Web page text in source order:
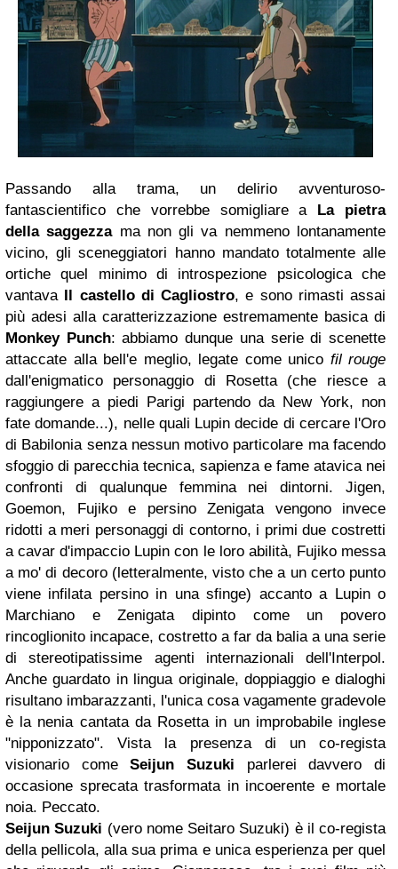
Passando alla trama, un delirio avventuroso-
fantascientifico che vorrebbe somigliare aLa pietra
della saggezzama non gli va nemmeno lontanamente
vicino, gli sceneggiatori hanno mandato totalmente alle
ortiche quel minimo di introspezione psicologica che
vantava Il castello di Cagliostro, e sono rimasti assai
più adesi alla caratterizzazione estremamente basica di
Monkey Punch: abbiamo dunque una serie di scenette
attaccate alla bell'e meglio, legate come unico fil rouge
dall'enigmatico personaggio di Rosetta (che riesce a
raggiungere a piedi Parigi partendo da New York, non
fate domande...), nelle quali Lupin decide di cercare l'Oro
di Babilonia senza nessun motivo particolare ma facendo
sfoggio di parecchia tecnica, sapienza e fame atavica nei
confronti di qualunque femmina nei dintorni. Jigen,
Goemon, Fujiko e persino Zenigata vengono invece
ridotti a meri personaggi di contorno, i primi due costretti
a cavar d'impaccio Lupin con le loro abilità, Fujiko messa
a mo' di decoro (letteralmente, visto che a un certo punto
viene infilata persino in una sfinge) accanto a Lupin o
Marchiano e Zenigata dipinto come un povero
rincoglionito incapace, costretto a far da balia a una serie
di stereotipatissime agenti internazionali dell'Interpol.
Anche guardato in lingua originale, doppiaggio e dialoghi
risultano imbarazzanti, l'unica cosa vagamente gradevole
è la nenia cantata da Rosetta in un improbabile inglese
"nipponizzato". Vista la presenza di un co-regista
visionario comeSeijun Suzuki parlerei davvero di
occasione sprecata trasformata in incoerente e mortale
noia. Peccato.
Seijun Suzuki (vero nome Seitaro Suzuki) è il co-regista
della pellicola, alla sua prima e unica esperienza per quel